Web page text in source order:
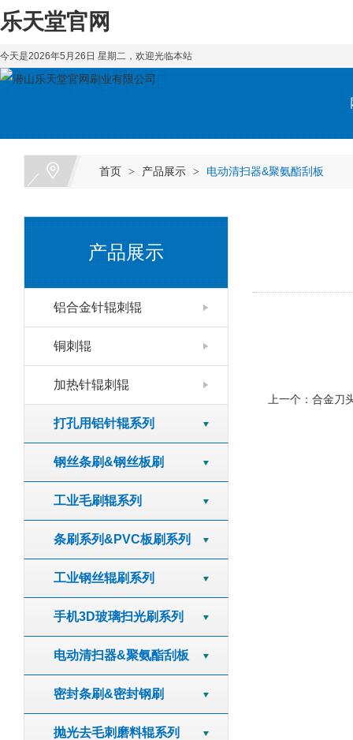
乐天堂官网
今天是2026年5月26日 星期二，欢迎光临本站
首页 > 产品展示 > 电动清扫器&聚氨酯刮板
产品展示
铝合金针辊刺辊
铜刺辊
加热针辊刺辊
打孔用铝针辊系列
钢丝条刷&钢丝板刷
工业毛刷辊系列
条刷系列&PVC板刷系列
工业钢丝辊刷系列
手机3D玻璃扫光刷系列
电动清扫器&聚氨酯刮板
密封条刷&密封钢刷
抛光去毛刺磨料辊系列
上一个： 合金刀